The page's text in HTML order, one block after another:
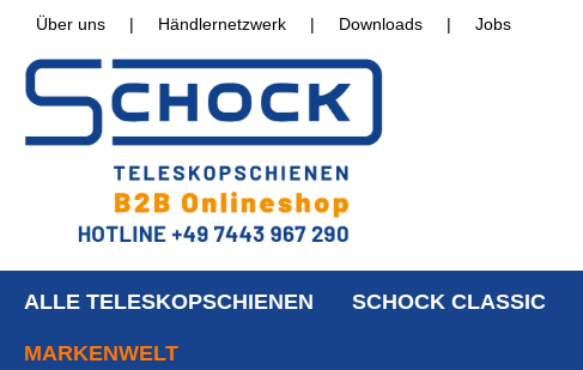
Über uns | Händlernetzwerk | Downloads | Jobs
ALLE TELESKOPSCHIENEN SCHOCK CLASSIC
MARKENWELT